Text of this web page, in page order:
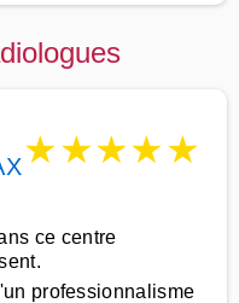
★★★★★
ce centre
professionnalisme